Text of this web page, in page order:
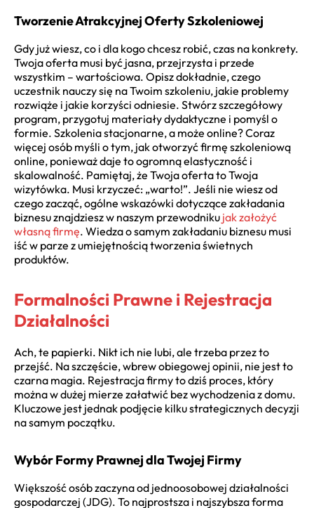
Tworzenie Atrakcyjnej Oferty Szkoleniowej
Gdy już wiesz, co i dla kogo chcesz robić, czas na konkrety.
Twoja oferta musi być jasna, przejrzysta i przede
wszystkim – wartościowa. Opisz dokładnie, czego
uczestnik nauczy się na Twoim szkoleniu, jakie problemy
rozwiąże i jakie korzyści odniesie. Stwórz szczegółowy
program, przygotuj materiały dydaktyczne i pomyśl o
formie. Szkolenia stacjonarne, a może online? Coraz
więcej osób myśli o tym, jak otworzyć firmę szkoleniową
online, ponieważ daje to ogromną elastyczność i
skalowalność. Pamiętaj, że Twoja oferta to Twoja
wizytówka. Musi krzyczeć: „warto!”. Jeśli nie wiesz od
czego zacząć, ogólne wskazówki dotyczące zakładania
biznesu znajdziesz w naszym przewodniku jak założyć
własną firmę. Wiedza o samym zakładaniu biznesu musi
iść w parze z umiejętnością tworzenia świetnych
produktów.
Formalności Prawne i Rejestracja
Działalności
Ach, te papierki. Nikt ich nie lubi, ale trzeba przez to
przejść. Na szczęście, wbrew obiegowej opinii, nie jest to
czarna magia. Rejestracja firmy to dziś proces, który
można w dużej mierze załatwić bez wychodzenia z domu.
Kluczowe jest jednak podjęcie kilku strategicznych decyzji
na samym początku.
Wybór Formy Prawnej dla Twojej Firmy
Większość osób zaczyna od jednoosobowej działalności
gospodarczej (JDG). To najprostsza i najszybsza forma